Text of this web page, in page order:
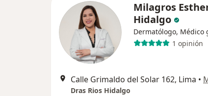
Milagros
Hidalgo
Dermatólogo, Médico
1 opinión
Calle Grimaldo del Solar 162, Lima •
Dras Rios Hidalgo